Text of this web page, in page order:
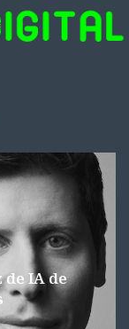
IA de